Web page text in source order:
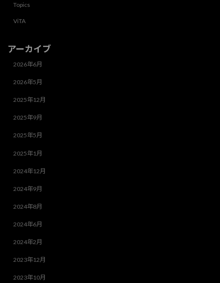
Topics
ViTA
アーカイブ
2026年6月
2026年5月
2025年12月
2025年9月
2025年5月
2025年1月
2024年12月
2024年9月
2024年8月
2024年6月
2024年2月
2023年12月
2023年10月